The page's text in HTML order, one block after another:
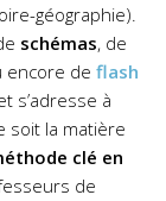
géographie).
schémas, de
encore de flash
s’adresse à
soit la matière
clé en
de